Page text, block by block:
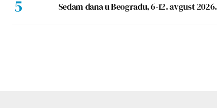
Sedam dana u Beogradu, 6-12. avgust 2026.